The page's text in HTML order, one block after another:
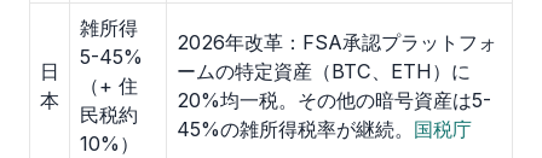
日
本
雑所得
5-45%
（+ 住
民税約
10%）
2026年改革：FSA承認プラットフォ
ームの特定資産（BTC、ETH）に
20%均一税。その他の暗号資産は5-
45%の雑所得税率が継続。 国税庁